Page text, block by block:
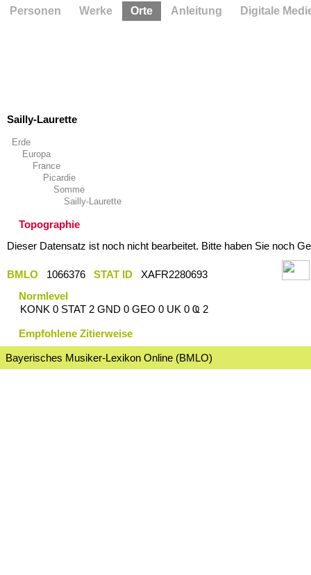
Sailly-Laurette
Erde
Europa
France
Picardie
Somme
Sailly-Laurette
Topographie
Dieser Datensatz ist noch nicht bearbeitet. Bitte haben Sie noch
BMLO 1066376 STAT ID
XAFR2280693
Normlevel
KONK 0 STAT 2 GND 0 GEO 0 UK 0 Ҩ 2
Empfohlene Zitierweise
Bayerisches Musiker-Lexikon Online (BMLO)
Personen Werke Orte Anleitung Digitale